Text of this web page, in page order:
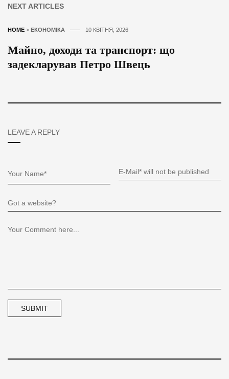
NEXT ARTICLES
HOME > ЕКОНОМІКА 10 КВІТНЯ, 2026
Майно, доходи та транспорт: що
задекларував Петро Швець
LEAVE A REPLY